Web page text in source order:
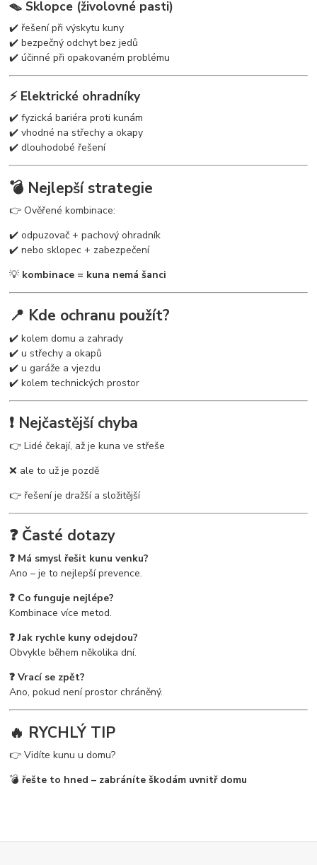
🪤 Sklopce (živolovné pasti)
✔️ řešení při výskytu kuny
✔️ bezpečný odchyt bez jedů
✔️ účinné při opakovaném problému
⚡ Elektrické ohradníky
✔️ fyzická bariéra proti kunám
✔️ vhodné na střechy a okapy
✔️ dlouhodobé řešení
💣 Nejlepší strategie
👉 Ověřené kombinace:
✔️ odpuzovač + pachový ohradník
✔️ nebo sklopec + zabezpečení
💡 kombinace = kuna nemá šanci
📍 Kde ochranu použít?
✔️ kolem domu a zahrady
✔️ u střechy a okapů
✔️ u garáže a vjezdu
✔️ kolem technických prostor
❗ Nejčastější chyba
👉 Lidé čekají, až je kuna ve střeše
❌ ale to už je pozdě
👉 řešení je dražší a složitější
❓ Časté dotazy
❓ Má smysl řešit kunu venku?
Ano – je to nejlepší prevence.
❓ Co funguje nejlépe?
Kombinace více metod.
❓ Jak rychle kuny odejdou?
Obvykle během několika dní.
❓ Vrací se zpět?
Ano, pokud není prostor chráněný.
🔥 RYCHLÝ TIP
👉 Vidíte kunu u domu?
💣 řešte to hned – zabráníte škodám uvnitř domu